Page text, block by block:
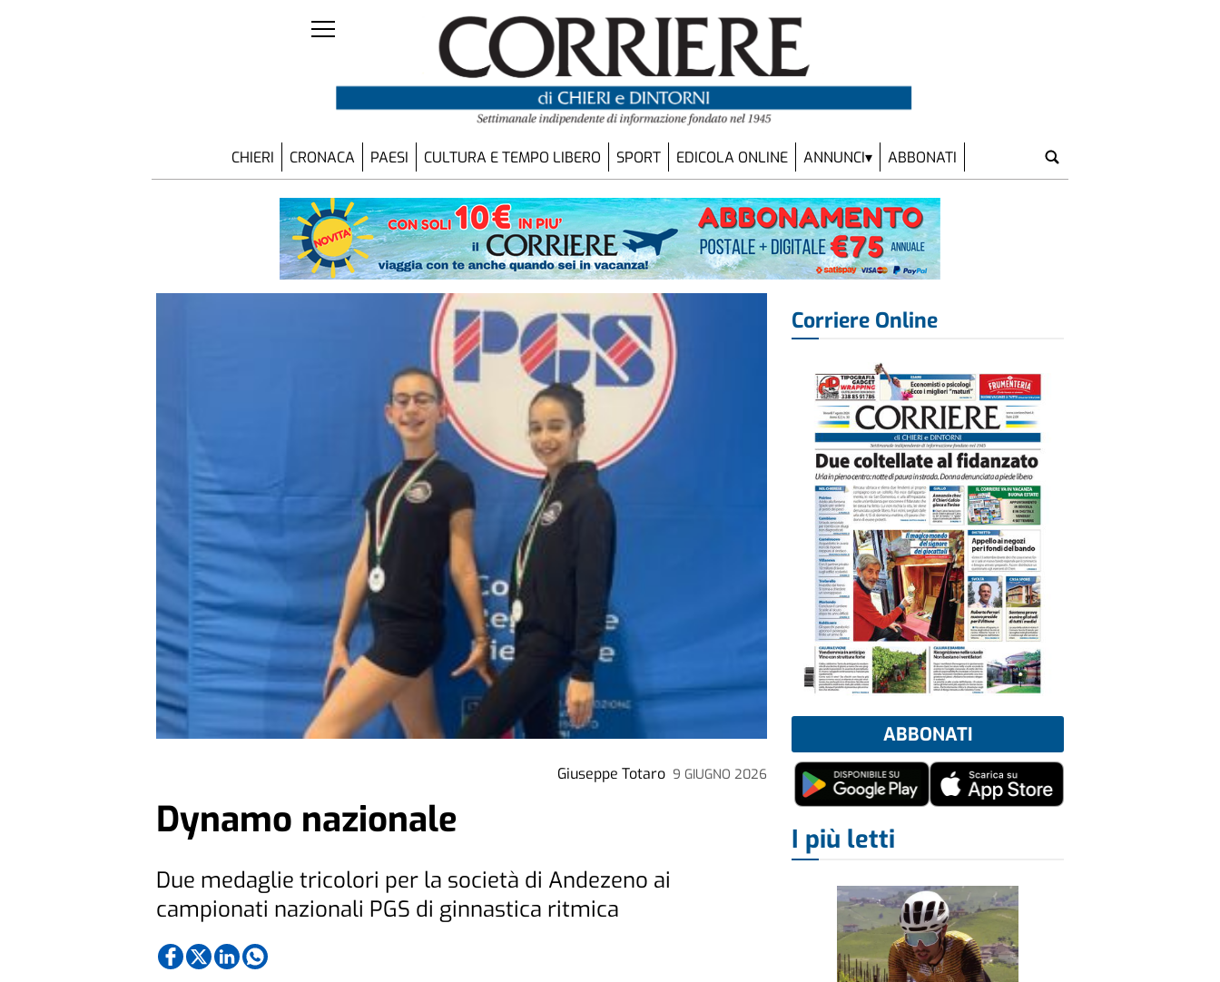
CHIERI CRONACA PAESI CULTURA E TEMPO LIBERO SPORT EDICOLA ONLINE ANNUNCI ABBONATI
Giuseppe Totaro 9 GIUGNO 2026
Dynamo nazionale
Due medaglie tricolori per la società di Andezeno ai
campionati nazionali PGS di ginnastica ritmica
Corriere Online
ABBONATI
I più letti